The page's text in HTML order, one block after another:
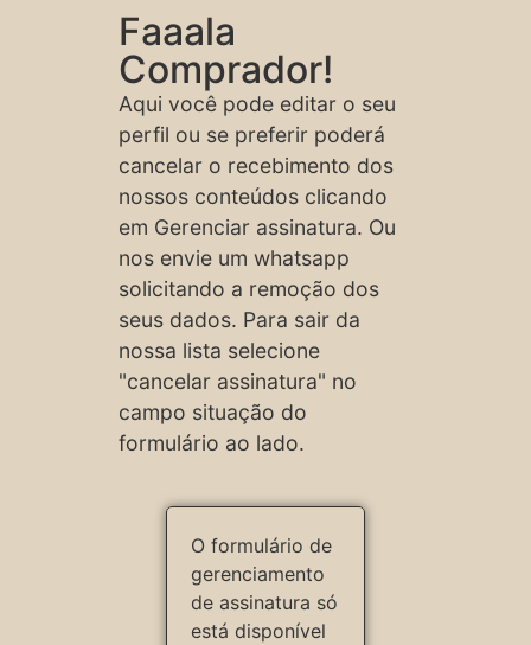
Faaala
Comprador!
Aqui você pode editar o seu
perfil ou se preferir poderá
cancelar o recebimento dos
nossos conteúdos clicando
em Gerenciar assinatura. Ou
nos envie um whatsapp
solicitando a remoção dos
seus dados. Para sair da
nossa lista selecione
"cancelar assinatura" no
campo situação do
formulário ao lado.
O formulário de
gerenciamento
de assinatura só
está disponível